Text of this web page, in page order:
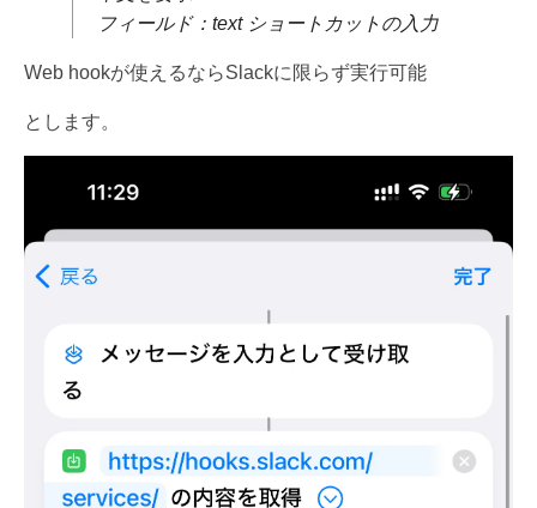
フィールド：text ショートカットの入力
Web hookが使えるならSlackに限らず実行可能
とします。